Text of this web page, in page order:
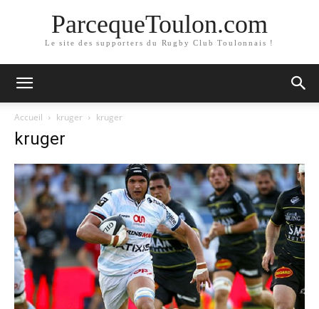
ParcequeToulon.com
Le site des supporters du Rugby Club Toulonnais !
Accueil kruger kruger
kruger